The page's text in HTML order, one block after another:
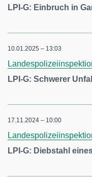
LPI-G: Einbruch in
10.01.2025 – 13:03
LPI-G: Schwerer
17.11.2024 – 10:00
LPI-G: Diebstahl